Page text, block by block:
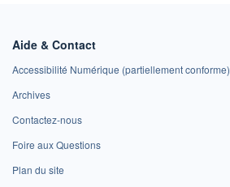
Aide & Contact
Accessibilité Numérique (partiellement conforme)
Archives
Contactez-nous
Foire aux Questions
Plan du site